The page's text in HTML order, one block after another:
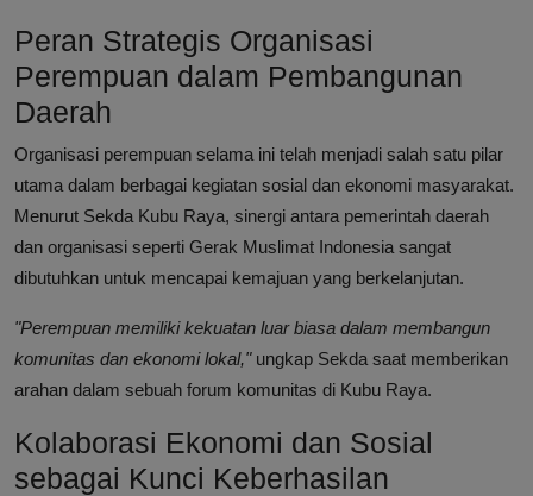
Peran Strategis Organisasi
Perempuan dalam Pembangunan
Daerah
Organisasi perempuan selama ini telah menjadi salah satu pilar
utama dalam berbagai kegiatan sosial dan ekonomi masyarakat.
Menurut Sekda Kubu Raya, sinergi antara pemerintah daerah
dan organisasi seperti Gerak Muslimat Indonesia sangat
dibutuhkan untuk mencapai kemajuan yang berkelanjutan.
"Perempuan memiliki kekuatan luar biasa dalam membangun
komunitas dan ekonomi lokal,"ungkap Sekda saat memberikan
arahan dalam sebuah forum komunitas di Kubu Raya.
Kolaborasi Ekonomi dan Sosial
sebagai Kunci Keberhasilan